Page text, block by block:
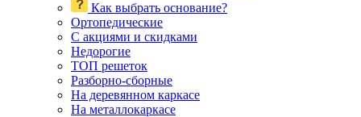
Как выбрать основание?
Ортопедические
С акциями и скидками
Недорогие
ТОП решеток
Разборно-сборные
На деревянном каркасе
На металлокаркасе